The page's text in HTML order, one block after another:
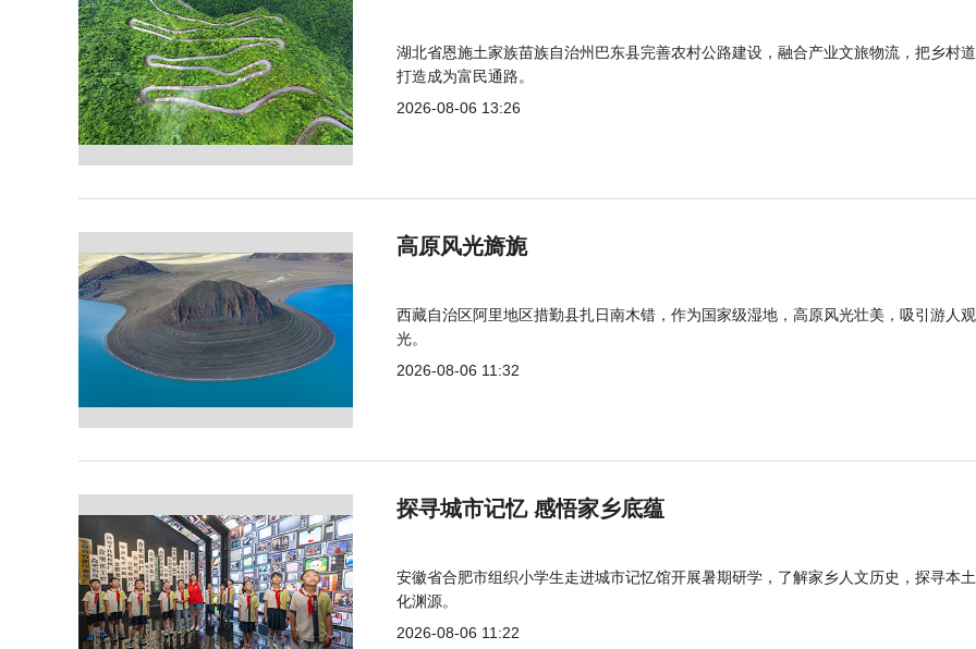
湖北省恩施土家族苗族自治州巴东县完善农村公路建设，融合产业文旅物流，把乡村
打造成为富民通路。
2026-08-06 13:26
高原风光旖旎
西藏自治区阿里地区措勤县扎日南木错，作为国家级湿地，高原风光壮美，吸引游人观
光。
2026-08-06 11:32
探寻城市记忆 感悟家乡底蕴
安徽省合肥市组织小学生走进城市记忆馆开展暑期研学，了解家乡人文历史，探寻本
化渊源。
2026-08-06 11:22